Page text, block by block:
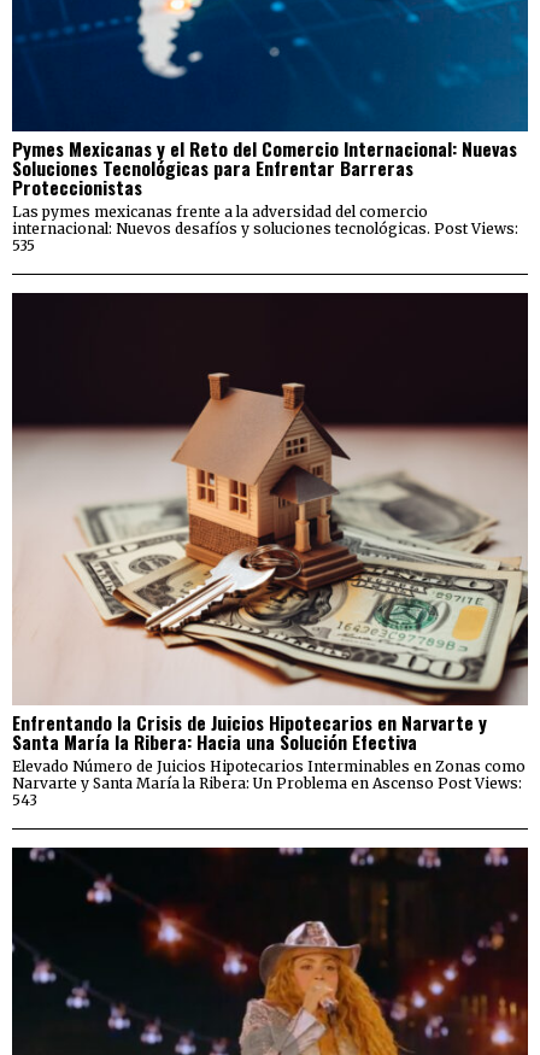
Pymes Mexicanas y el Reto del Comercio Internacional: Nuevas
Soluciones Tecnológicas para Enfrentar Barreras
Proteccionistas
Las pymes mexicanas frente a la adversidad del comercio
internacional: Nuevos desafíos y soluciones tecnológicas. Post Views:
535
Enfrentando la Crisis de Juicios Hipotecarios en Narvarte y
Santa María la Ribera: Hacia una Solución Efectiva
Elevado Número de Juicios Hipotecarios Interminables en Zonas como
Narvarte y Santa María la Ribera: Un Problema en Ascenso Post Views:
543